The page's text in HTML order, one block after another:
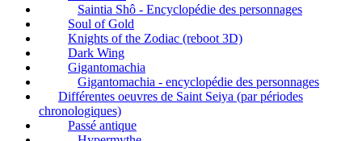
Saintia Shô - Encyclopédie des personnages
Soul of Gold
Knights of the Zodiac (reboot 3D)
Dark Wing
Gigantomachia
Gigantomachia - encyclopédie des personnages
Différentes oeuvres de Saint Seiya (par périodes
chronologiques)
Passé antique